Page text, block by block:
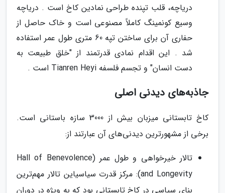
دریاچه، قلب تپنده طراحی نمادین کاخ است . دریاچه
وسیع کونمینگ کاملاً مصنوعی است و خاک حاصل از
حفاری آن برای ساختن تپه 60 متری طول عمر استفاده
شد . این اقدام نمادی قدرتمند از "خلق طبیعت به
دست انسان" و تجسم فلسفه Tianren Heyi است .
جاذبه‌های دیدنی اصلی
کاخ تابستانی میزبان بیش از 3000 سازه باستانی است.
برخی از مشهورترین دیدنی‌های آن عبارتند از:
تالار خیرخواهی و طول عمر (Hall of Benevolence
and Longevity): مرکز قدرت سیاسیاین تالار مهم‌ترین
بنای سیاسی در کاخ تابستانی بود که به ویژه در دوران